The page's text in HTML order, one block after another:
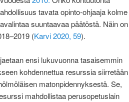
tavata opinto-ohjaaja kolme
suuntaavaa päätöstä. Näin on
(Karvi 2020, 59).
ensi lukuvuonna tasaisemmin
kohdennettua resurssia siirretään
matonpidennyksestä. Se,
mahdollistaa perusopetuslain